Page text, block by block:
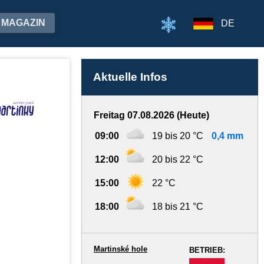
MAGAZIN DE
Aktuelle Infos
Freitag 07.08.2026 (Heute)
09:00 19 bis 20 °C 0,4 mm
12:00 20 bis 22 °C
15:00 22 °C
18:00 18 bis 21 °C
BETRIEB:
Martinské hole